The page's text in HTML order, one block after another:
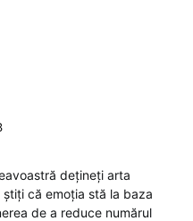
dețineți arta
că emoția stă la baza
de a reduce numărul